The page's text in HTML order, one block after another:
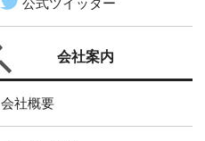
公式ツイッター
会社案内
会社概要